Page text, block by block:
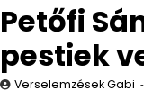
Petőfi
pestiek
Verselemzések Gabi